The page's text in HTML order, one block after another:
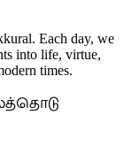
Each day, we
into life, virtue,
times.